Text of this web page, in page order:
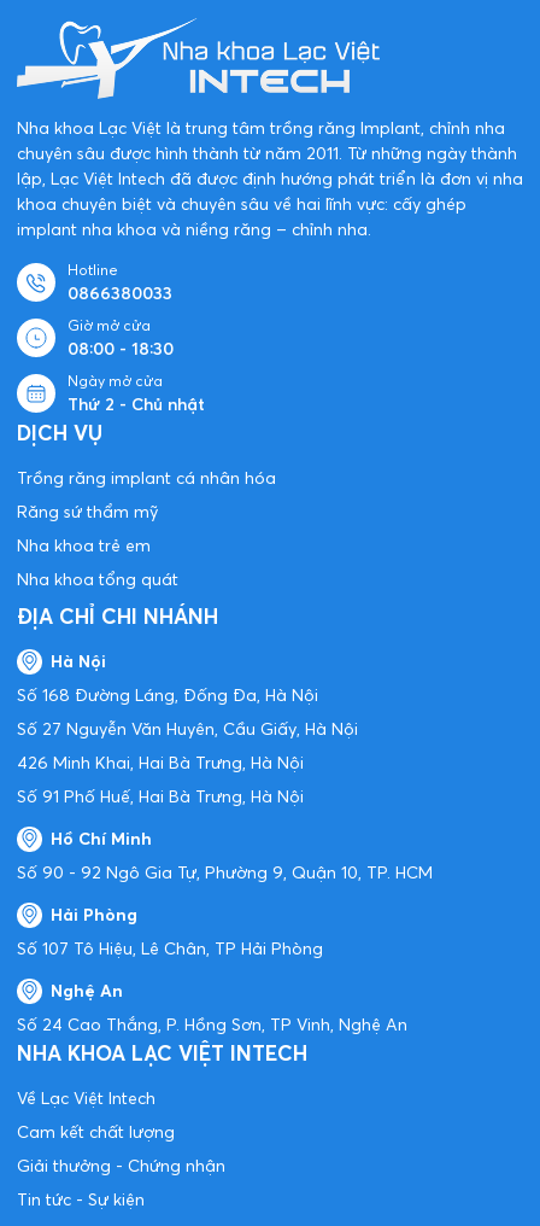
Nha khoa Lạc Việt là trung tâm trồng răng Implant, chỉnh nha
chuyên sâu được hình thành từ năm 2011. Từ những ngày thành
lập, Lạc Việt Intech đã được định hướng phát triển là đơn vị nha
khoa chuyên biệt và chuyên sâu về hai lĩnh vực: cấy ghép
implant nha khoa và niềng răng – chỉnh nha.
Hotline
0866380033
Giờ mở cửa
08:00 - 18:30
Ngày mở cửa
Thứ 2 - Chủ nhật
NHA KHOA LẠC VIỆT INTECH
Về Lạc Việt Intech
Cam kết chất lượng
Giải thưởng - Chứng nhận
Tin tức - Sự kiện
DỊCH VỤ
Trồng răng implant cá nhân hóa
Răng sứ thẩm mỹ
Nha khoa trẻ em
Nha khoa tổng quát
ĐỊA CHỈ CHI NHÁNH
Hà Nội
Số 168 Đường Láng, Đống Đa, Hà Nội
Số 27 Nguyễn Văn Huyên, Cầu Giấy, Hà Nội
426 Minh Khai, Hai Bà Trưng, Hà Nội
Số 91 Phố Huế, Hai Bà Trưng, Hà Nội
Hồ Chí Minh
Số 90 - 92 Ngô Gia Tự, Phường 9, Quận 10, TP. HCM
Hải Phòng
Số 107 Tô Hiệu, Lê Chân, TP Hải Phòng
Nghệ An
Số 24 Cao Thắng, P. Hồng Sơn, TP Vinh, Nghệ An